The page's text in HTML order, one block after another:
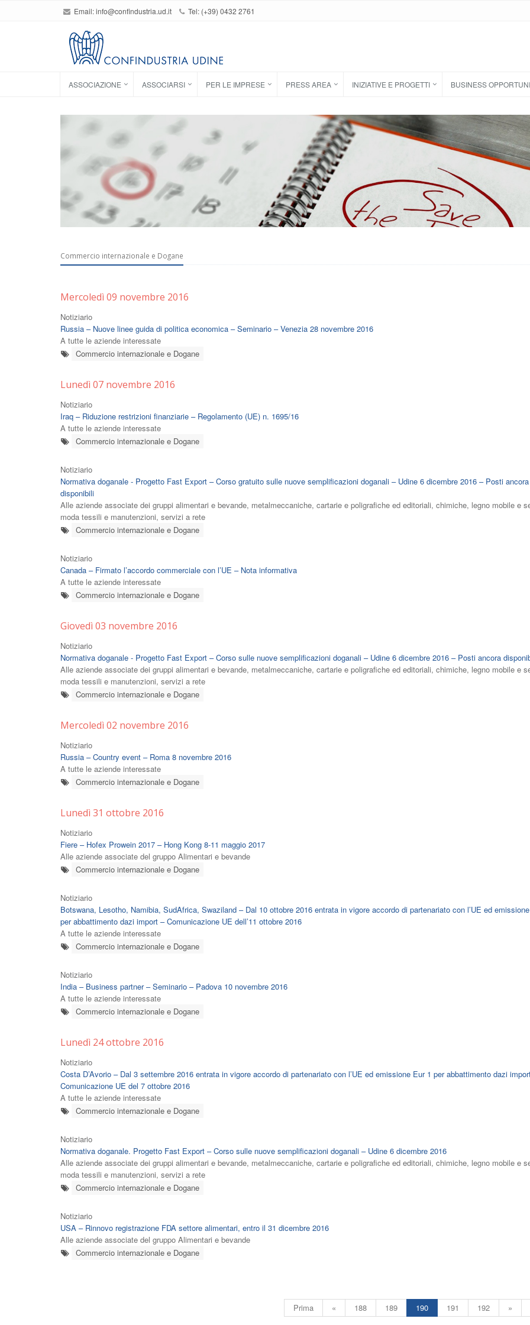
Email:info@confindustria.ud.it Tel: (+39) 0432 2761
ASSOCIAZIONE ASSOCIARSI PER LE IMPRESE PRESS AREA INIZIATIVE E PROGETTI BUSINESS
Commercio internazionale e Dogane
Mercoledì 09 novembre 2016
Notiziario
Russia – Nuove linee guida di politica economica – Seminario – Venezia 28 novembre 2016
A tutte le aziende interessate
Commercio internazionale e Dogane
Lunedì 07 novembre 2016
Notiziario
Iraq – Riduzione restrizioni finanziarie – Regolamento (UE) n. 1695/16
A tutte le aziende interessate
Commercio internazionale e Dogane
Notiziario
Normativa doganale - Progetto Fast Export – Corso gratuito sulle nuove semplificazioni doganali – Udine 6 dicembre 2016 – Posti ancora
disponibili
Alle aziende associate dei gruppi alimentari e bevande, metalmeccaniche, cartarie e poligrafiche ed editoriali, chimiche, legno mobile e
moda tessili e manutenzioni, servizi a rete
Commercio internazionale e Dogane
Notiziario
Canada – Firmato l’accordo commerciale con l’UE – Nota informativa
A tutte le aziende interessate
Commercio internazionale e Dogane
Giovedì 03 novembre 2016
Notiziario
Normativa doganale - Progetto Fast Export – Corso sulle nuove semplificazioni doganali – Udine 6 dicembre 2016 – Posti ancora
Alle aziende associate dei gruppi alimentari e bevande, metalmeccaniche, cartarie e poligrafiche ed editoriali, chimiche, legno mobile e
moda tessili e manutenzioni, servizi a rete
Commercio internazionale e Dogane
Mercoledì 02 novembre 2016
Notiziario
Russia – Country event – Roma 8 novembre 2016
A tutte le aziende interessate
Commercio internazionale e Dogane
Lunedì 31 ottobre 2016
Notiziario
Fiere – Hofex Prowein 2017 – Hong Kong 8-11 maggio 2017
Alle aziende associate del gruppo Alimentari e bevande
Commercio internazionale e Dogane
Notiziario
Botswana, Lesotho, Namibia, SudAfrica, Swaziland – Dal 10 ottobre 2016 entrata in vigore accordo di partenariato con l’UE ed
per abbattimento dazi import – Comunicazione UE dell’11 ottobre 2016
A tutte le aziende interessate
Commercio internazionale e Dogane
Notiziario
India – Business partner – Seminario – Padova 10 novembre 2016
A tutte le aziende interessate
Commercio internazionale e Dogane
Lunedì 24 ottobre 2016
Notiziario
Costa D’Avorio – Dal 3 settembre 2016 entrata in vigore accordo di partenariato con l’UE ed emissione Eur 1 per abbattimento dazi
Comunicazione UE del 7 ottobre 2016
A tutte le aziende interessate
Commercio internazionale e Dogane
Notiziario
Normativa doganale. Progetto Fast Export – Corso sulle nuove semplificazioni doganali – Udine 6 dicembre 2016
Alle aziende associate dei gruppi alimentari e bevande, metalmeccaniche, cartarie e poligrafiche ed editoriali, chimiche, legno mobile e
moda tessili e manutenzioni, servizi a rete
Commercio internazionale e Dogane
Notiziario
USA – Rinnovo registrazione FDA settore alimentari, entro il 31 dicembre 2016
Alle aziende associate del gruppo Alimentari e bevande
Commercio internazionale e Dogane
Prima « 188 189 190 191 192 »